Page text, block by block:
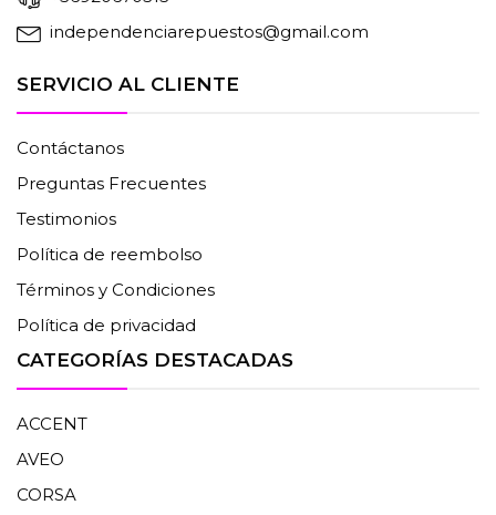
independenciarepuestos@gmail.com
SERVICIO AL CLIENTE
Contáctanos
Preguntas Frecuentes
Testimonios
Política de reembolso
Términos y Condiciones
Política de privacidad
CATEGORÍAS DESTACADAS
ACCENT
AVEO
CORSA